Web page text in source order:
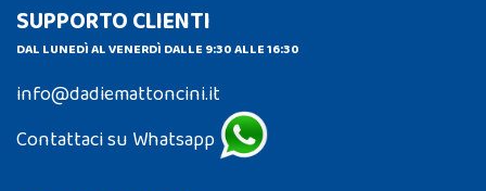
SUPPORTO CLIENTI
DAL LUNEDÌ AL VENERDÌ DALLE 9:30 ALLE 16:30
info@dadiemattoncini.it
Contattaci su Whatsapp